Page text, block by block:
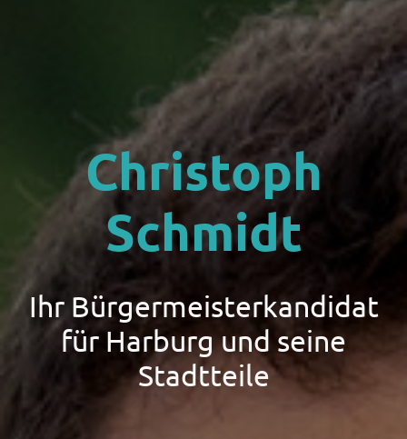
Christoph
Schmidt
Ihr Bürgermeisterkandidat
für Harburg und seine
Stadtteile